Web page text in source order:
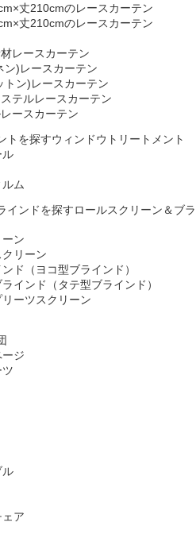
丈210cmのレースカーテン
丈210cmのレースカーテン
レースカーテン
ン)レースカーテン
トン)レースカーテン
テルレースカーテン
ースカーテン
ウィンドウトリートメント
ル
ム
ロールスクリーン＆ブラ
ン
リーン
ド（ヨコ型ブラインド）
インド（タテ型ブラインド）
ーツスクリーン
ジ
ル
ア